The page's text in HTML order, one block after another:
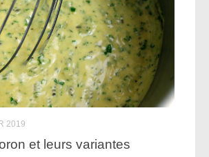
2019
et leurs variantes